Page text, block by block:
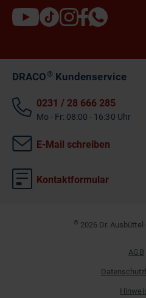
DRACO®Kundenservice
0231 / 28 666 285
Mo - Fr: 08:00 - 16:30 Uhr
E-Mail schreiben
Kontaktformular
© 2026 Dr. Ausbüttel
AGB